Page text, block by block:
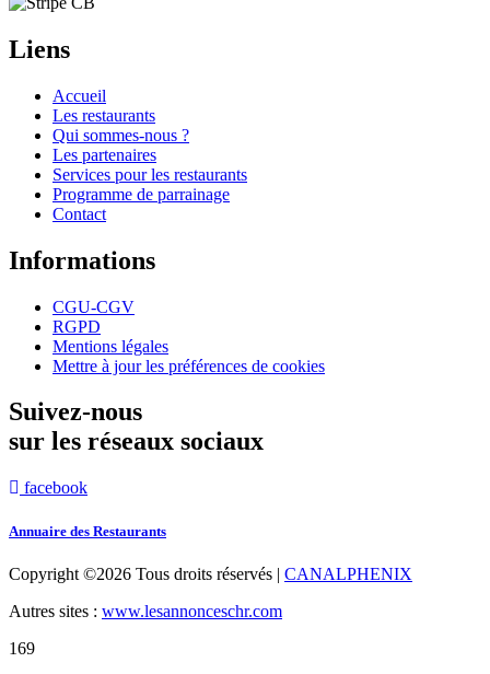
Liens
Accueil
Les restaurants
Qui sommes-nous ?
Les partenaires
Services pour les restaurants
Programme de parrainage
Contact
Informations
CGU-CGV
RGPD
Mentions légales
Mettre à jour les préférences de cookies
Suivez-nous
sur les réseaux sociaux
facebook
Annuaire des Restaurants
Copyright ©2026 Tous droits réservés | CANALPHENIX
Autres sites : www.lesannonceschr.com
169